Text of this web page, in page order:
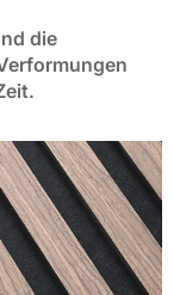
die